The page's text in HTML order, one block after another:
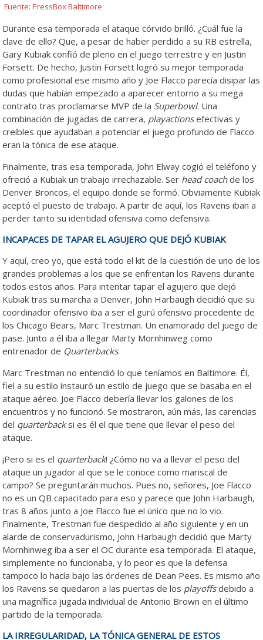
Fuente: PressBox Baltimore
Durante esa temporada el ataque córvido brilló. ¿Cuál fue la
clave de ello? Que, a pesar de haber perdido a su RB estrella,
Gary Kubiak confió de pleno en el juego terrestre y en Justin
Forsett. De hecho, Justin Forsett logró su mejor temporada
como profesional ese mismo año y Joe Flacco parecía disipar las
dudas que habían empezado a aparecer entorno a su mega
contrato tras proclamarse MVP de la Superbowl. Una
combinación de jugadas de carrera, playactionsefectivas y
creíbles que ayudaban a potenciar el juego profundo de Flacco
eran la tónica de ese ataque.
Finalmente, tras esa temporada, John Elway cogió el teléfono y
ofreció a Kubiak un trabajo irrechazable. Ser head coachde los
Denver Broncos, el equipo donde se formó. Obviamente Kubiak
aceptó el puesto de trabajo. A partir de aquí, los Ravens iban a
perder tanto su identidad ofensiva como defensiva.
INCAPACES DE TAPAR EL AGUJERO QUE DEJÓ KUBIAK
Y aquí, creo yo, que está todo el kit de la cuestión de uno de los
grandes problemas a los que se enfrentan los Ravens durante
todos estos años. Para intentar tapar el agujero que dejó
Kubiak tras su marcha a Denver, John Harbaugh decidió que su
coordinador ofensivo iba a ser el gurú ofensivo procedente de
los Chicago Bears, Marc Trestman. Un enamorado del juego de
pase. Junto a él iba a llegar Marty Mornhinweg como
entrenador de Quarterbacks.
Marc Trestman no entendió lo que teníamos en Baltimore. Él,
fiel a su estilo instauró un estilo de juego que se basaba en el
ataque aéreo. Joe Flacco debería llevar los galones de los
encuentros y no funcionó. Se mostraron, aún más, las carencias
del quarterbacksi es él el que tiene que llevar el peso del
ataque.
¡Pero si es el quarterback! ¿Cómo no va a llevar el peso del
ataque un jugador al que se le conoce como mariscal de
campo? Se preguntarán muchos. Pues no, señores, Joe Flacco
no es un QB capacitado para eso y parece que John Harbaugh,
tras 8 años junto a Joe Flacco fue el único que no lo vio.
Finalmente, Trestman fue despedido al año siguiente y en un
alarde de conservadurismo, John Harbaugh decidió que Marty
Mornhinweg iba a ser el OC durante esa temporada. El ataque,
simplemente no funcionaba, y lo peor es que la defensa
tampoco lo hacía bajo las órdenes de Dean Pees. Es mismo año
los Ravens se quedaron a las puertas de los playoffsdebido a
una magnífica jugada individual de Antonio Brown en el último
partido de la temporada.
LA IRREGULARIDAD, LA TÓNICA GENERAL DE ESTOS